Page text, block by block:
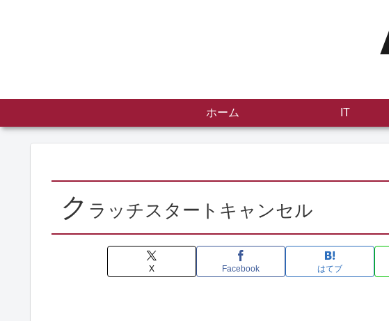
ホーム IT
ク ラッチスタートキャンセル
X Facebook はてブ